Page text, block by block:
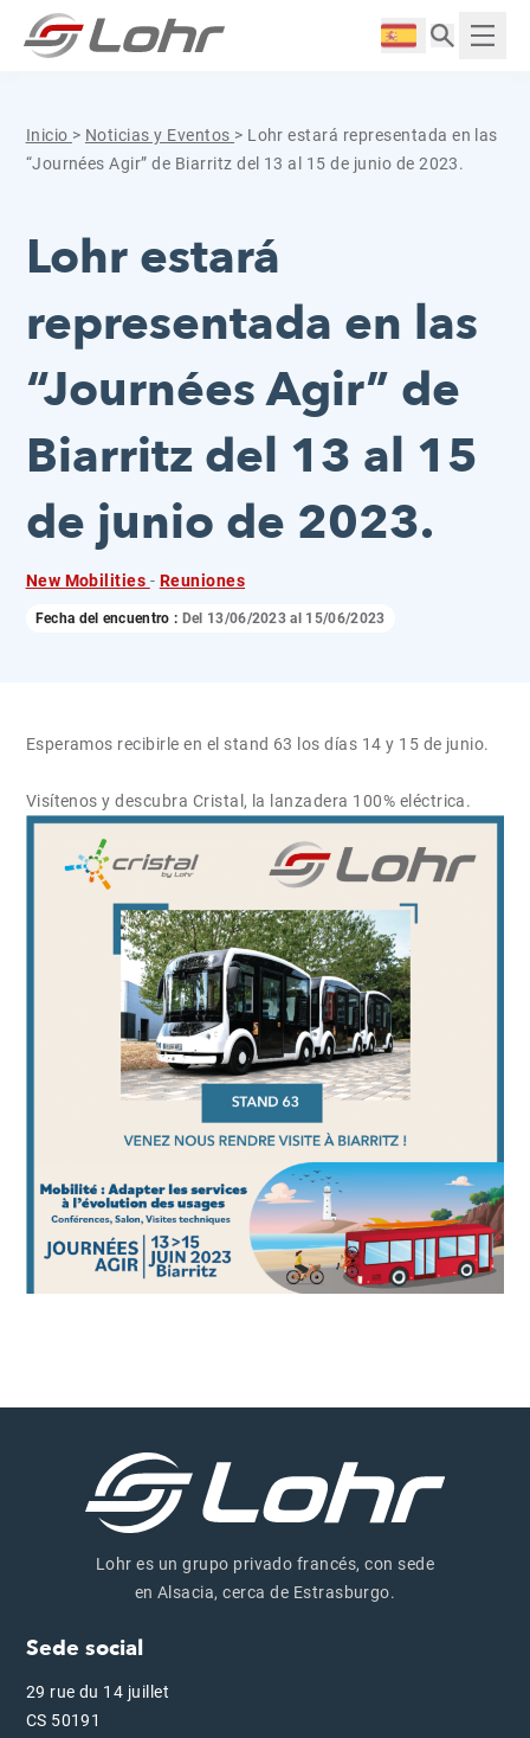
Saltar al contenido
Langue :
Inicio > Noticias y Eventos > Lohr estará representada en las
“Journées Agir” de Biarritz del 13 al 15 de junio de 2023.
Lohr estará
representada en las
“Journées Agir” de
Biarritz del 13 al 15
de junio de 2023.
New Mobilities - Reuniones
Fecha del encuentro : Del 13/06/2023al 15/06/2023
Esperamos recibirle en el stand 63 los días 14 y 15 de junio.
Visítenos y descubra Cristal, la lanzadera 100% eléctrica.
Lohr es un grupo privado francés, con sede
en Alsacia, cerca de Estrasburgo.
Sede social
29 rue du 14 juillet
CS 50191
Panel de gestión de cookies